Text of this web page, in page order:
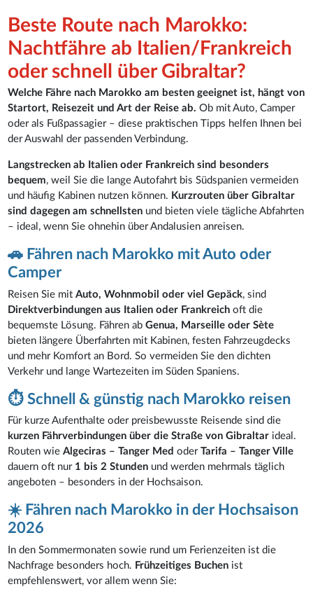
Beste Route nach Marokko:
Nachtfähre ab Italien/Frankreich
oder schnell über Gibraltar?
Welche Fähre nach Marokko am besten geeignet ist, hängt von
Startort, Reisezeit und Art der Reise ab. Ob mit Auto, Camper
oder als Fußpassagier – diese praktischen Tipps helfen Ihnen bei
der Auswahl der passenden Verbindung.
Langstrecken ab Italien oder Frankreich sind besonders
bequem, weil Sie die lange Autofahrt bis Südspanien vermeiden
und häufig Kabinen nutzen können. Kurzrouten über Gibraltar
sind dagegen am schnellsten und bieten viele tägliche Abfahrten
– ideal, wenn Sie ohnehin über Andalusien anreisen.
🚗 Fähren nach Marokko mit Auto oder
Camper
Reisen Sie mitAuto, Wohnmobil oder viel Gepäck, sind
Direktverbindungen aus Italien oder Frankreich oft die
bequemste Lösung. Fähren abGenua, Marseille oder Sète
bieten längere Überfahrten mit Kabinen, festen Fahrzeugdecks
und mehr Komfort an Bord. So vermeiden Sie den dichten
Verkehr und lange Wartezeiten im Süden Spaniens.
⏱️ Schnell & günstig nach Marokko reisen
Für kurze Aufenthalte oder preisbewusste Reisende sind die
kurzen Fährverbindungen über die Straße von Gibraltar ideal.
Routen wieAlgeciras – Tanger Med oderTarifa – Tanger Ville
dauern oft nur 1 bis 2 Stunden und werden mehrmals täglich
angeboten – besonders in der Hochsaison.
☀️ Fähren nach Marokko in der Hochsaison
2026
In den Sommermonaten sowie rund um Ferienzeiten ist die
Nachfrage besonders hoch. Frühzeitiges Buchen ist
empfehlenswert, vor allem wenn Sie: